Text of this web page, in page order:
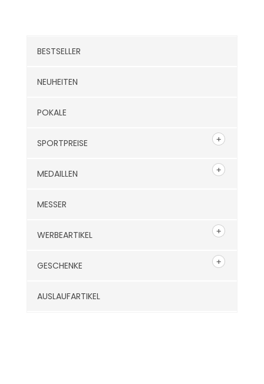
BESTSELLER
NEUHEITEN
POKALE
SPORTPREISE
MEDAILLEN
MESSER
WERBEARTIKEL
GESCHENKE
AUSLAUFARTIKEL